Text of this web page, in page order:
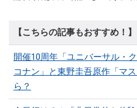
【こちらの記事もおすすめ！】
開催10周年「ユニバーサル・
コナン」と東野圭吾原作「マ
ら？